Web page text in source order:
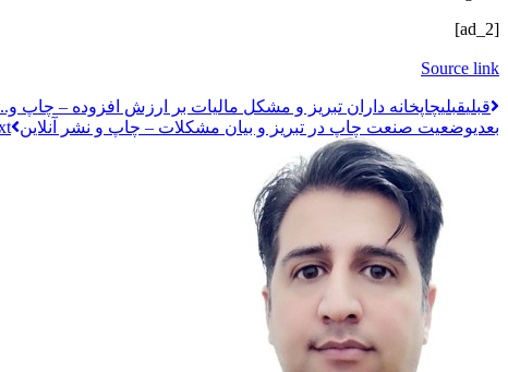
[ad_2]
Source link
قبليقبلیچاپخانه داران تبریز و مشکل مالیات بر ارزش افزوده – چاپ و..
بعدیوضعیت صنعت چاپ در تبریز و بیان مشکلات – چاپ و نشر آنلاین